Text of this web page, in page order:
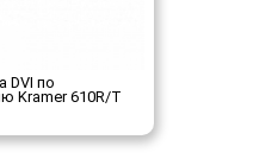
DVI по
Kramer 610R/T